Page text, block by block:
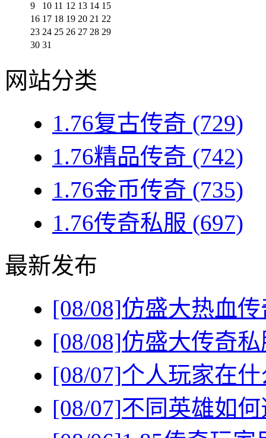
9
10 11 12 13 14 15
16 17 18 19 20 21 22
23 24 25 26 27 28 29
30 31
网站分类
1.76复古传奇 (729)
1.76精品传奇 (742)
1.76金币传奇 (735)
1.76传奇私服 (697)
最新发布
[08/08]仿盛大热血
[08/08]仿盛大传奇
[08/07]个人玩家在
[08/07]不同英雄如